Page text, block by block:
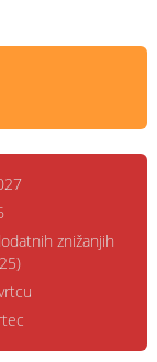
znižanjih